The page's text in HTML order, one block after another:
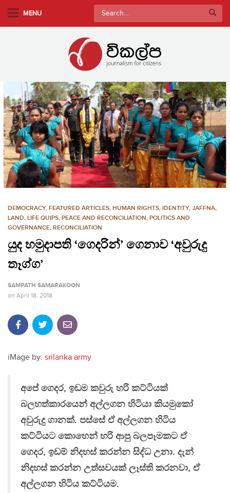
n
c
o
n
e
MENU
Search
for:
DEMOCRACY, FEATURED ARTICLES, HUMAN RIGHTS, IDENTITY, JAFFNA,
LAND, LIFE QUIPS, PEACE AND RECONCILIATION, POLITICS AND
GOVERNANCE, RECONCILIATION
යුද හමුදාපති ‘ගෙදරින්’ ගෙනාව ‘අවුරුදු
තෑග්ග’
SAMPATH SAMARAKOON
on April 18, 2018
iMage by: srilanka army
අපේ ගෙදර, ඉඩම කවුරු හරි කට්ටියක්
බලහත්කාරයෙන් අල්ලගන හිටියා කියමුකෝ
අවුරුදු ගානක්. පස්සේ ඒ අල්ලගන හිටිය
කට්ටියට කොහෙන් හරි ආපු බලපෑමකට ඒ
ගෙදර, ඉඩම් නිදහස් කරන්න සිද්ධ උනා. දැන්
නිදහස් කරන්න උත්සවයක් ලෑස්ති කරනවා, ඒ
අල්ලගන හිටිය කට්ටියම.